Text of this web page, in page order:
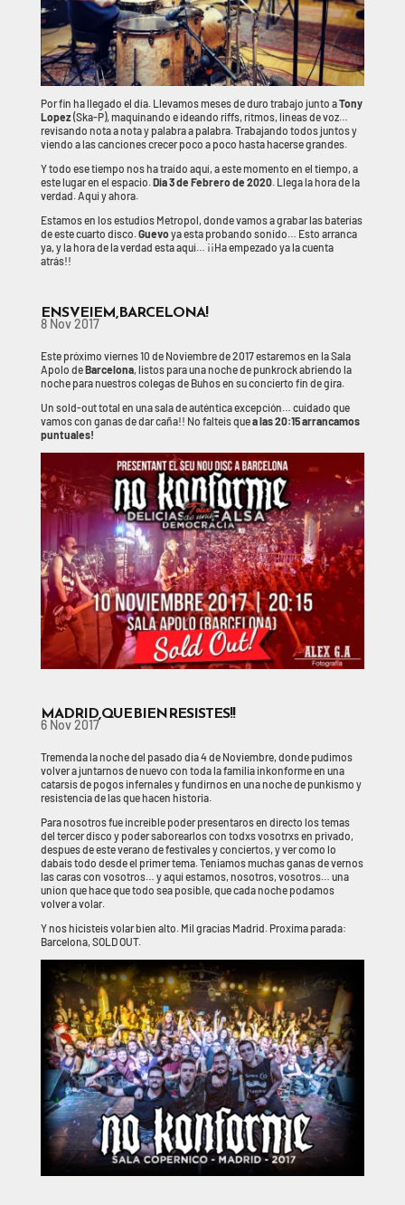
Por fin ha llegado el día. Llevamos meses de duro trabajo junto aTony
Lopez(Ska-P), maquinando e ideando riffs, ritmos, lineas de voz…
revisando nota a nota y palabra a palabra. Trabajando todos juntos y
viendo a las canciones crecer poco a poco hasta hacerse grandes.
Y todo ese tiempo nos ha traído aquí, a este momento en el tiempo, a
este lugar en el espacio.Dia 3 de Febrero de 2020. Llega la hora de la
verdad. Aqui y ahora.
Estamos en los estudios Metropol, donde vamos a grabar las baterías
de este cuarto disco.Guevoya esta probando sonido… Esto arranca
ya, y la hora de la verdad esta aqui… ¡¡Ha empezado ya la cuenta
atrás!!
ENS VEIEM, BARCELONA!
8 Nov 2017
Este próximo viernes 10 de Noviembre de 2017 estaremos en la Sala
Apolo deBarcelona, listos para una noche de punkrock abriendo la
noche para nuestros colegas de Buhos en su concierto fin de gira.
Un sold-out total en una sala de auténtica excepción… cuidado que
vamos con ganas de dar caña!! No falteis quea las 20:15 arrancamos
puntuales!
MADRID, QUE BIEN RESISTES!!
6 Nov 2017
Tremenda la noche del pasado dia 4 de Noviembre, donde pudimos
volver a juntarnos de nuevo con toda la familia inkonforme en una
catarsis de pogos infernales y fundirnos en una noche de punkismo y
resistencia de las que hacen historia.
Para nosotros fue increible poder presentaros en directo los temas
del tercer disco y poder saborearlos con todxs vosotrxs en privado,
despues de este verano de festivales y conciertos, y ver como lo
dabais todo desde el primer tema. Teniamos muchas ganas de vernos
las caras con vosotros… y aqui estamos, nosotros, vosotros… una
union que hace que todo sea posible, que cada noche podamos
volver a volar.
Y nos hicisteis volar bien alto. Mil gracias Madrid. Proxima parada:
Barcelona, SOLD OUT.